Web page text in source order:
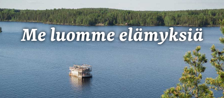
Me luomme elämyksiä